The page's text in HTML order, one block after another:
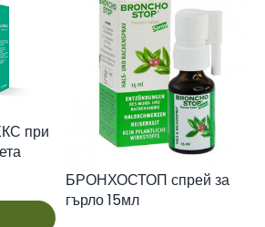
при
БРОНХОСТОП спрей за
гърло 15мл